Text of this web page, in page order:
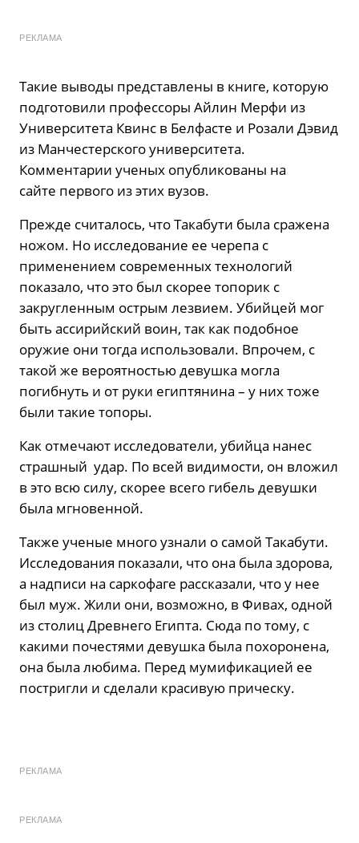
РЕКЛАМА
Такие выводы представлены в книге, которую
подготовили профессоры Айлин Мерфи из
Университета Квинс в Белфасте и Розали Дэвид
из Манчестерского университета.
Комментарии ученых опубликованы на
сайте первого из этих вузов.
Прежде считалось, что Такабути была сражена
ножом. Но исследование ее черепа с
применением современных технологий
показало, что это был скорее топорик с
закругленным острым лезвием. Убийцей мог
быть ассирийский воин, так как подобное
оружие они тогда использовали. Впрочем, с
такой же вероятностью девушка могла
погибнуть и от руки египтянина – у них тоже
были такие топоры.
Как отмечают исследователи, убийца нанес
страшный удар. По всей видимости, он вложил
в это всю силу, скорее всего гибель девушки
была мгновенной.
Также ученые много узнали о самой Такабути.
Исследования показали, что она была здорова,
а надписи на саркофаге рассказали, что у нее
был муж. Жили они, возможно, в Фивах, одной
из столиц Древнего Египта. Сюда по тому, с
какими почестями девушка была похоронена,
она была любима. Перед мумификацией ее
постригли и сделали красивую прическу.
РЕКЛАМА
РЕКЛАМА